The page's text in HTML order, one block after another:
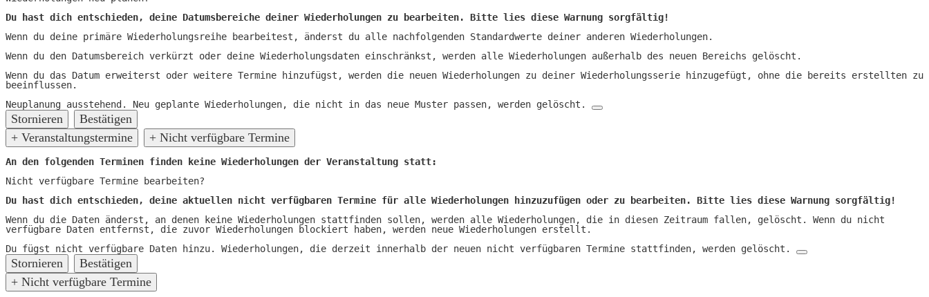
Du hast dich entschieden, deine Datumsbereiche deiner Wiederholungen zu bearbeiten. Bitte lies diese Warnung sorgfältig!
Wenn du deine primäre Wiederholungsreihe bearbeitest, änderst du alle nachfolgenden Standardwerte deiner anderen Wiederholungen.
Wenn du den Datumsbereich verkürzt oder deine Wiederholungsdaten einschränkst, werden alle Wiederholungen außerhalb des neuen Bereichs gelöscht.
Wenn du das Datum erweiterst oder weitere Termine hinzufügst, werden die neuen Wiederholungen zu deiner Wiederholungsserie hinzugefügt, ohne die bereits erstellten zu
beeinflussen.
Neuplanung ausstehend.
Neu geplante Wiederholungen, die nicht in das neue Muster passen, werden gelöscht.
Stornieren
Bestätigen
+ Veranstaltungstermine
+ Nicht verfügbare Termine
An den folgenden Terminen finden keine Wiederholungen der Veranstaltung statt:
Nicht verfügbare Termine bearbeiten?
Du hast dich entschieden, deine aktuellen nicht verfügbaren Termine für alle Wiederholungen hinzuzufügen oder zu bearbeiten. Bitte lies diese Warnung sorgfältig!
Wenn du die Daten änderst, an denen keine Wiederholungen stattfinden sollen, werden alle Wiederholungen, die in diesen Zeitraum fallen, gelöscht. Wenn du nicht
verfügbare Daten entfernst, die zuvor Wiederholungen blockiert haben, werden neue Wiederholungen erstellt.
Du fügst nicht verfügbare Daten hinzu. Wiederholungen, die derzeit innerhalb der neuen nicht verfügbaren Termine stattfinden, werden gelöscht.
Stornieren
Bestätigen
+ Nicht verfügbare Termine